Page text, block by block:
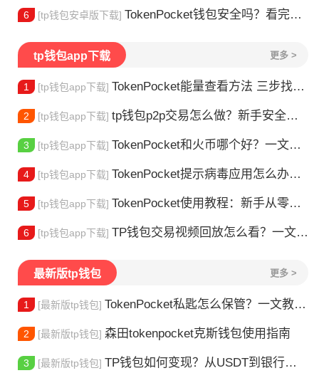
6 [tp钱包安卓版下载] TokenPocket钱包安全吗？看完这篇你就懂了
tp钱包app下载 更多 >
1 [tp钱包app下载] TokenPocket能量查看方法 三步找到TRX能量余额
2 [tp钱包app下载] tp钱包p2p交易怎么做？新手安全指南
3 [tp钱包app下载] TokenPocket和火币哪个好？一文帮你理清选择
4 [tp钱包app下载] TokenPocket提示病毒应用怎么办？原因全解析
5 [tp钱包app下载] TokenPocket使用教程：新手从零学会钱包操作
6 [tp钱包app下载] TP钱包交易视频回放怎么看？一文教你轻松找回
最新版tp钱包 更多 >
1 [最新版tp钱包] TokenPocket私匙怎么保管？一文教你守住钱包资产
2 [最新版tp钱包] 森田tokenpocket克斯钱包使用指南
3 [最新版tp钱包] TP钱包如何变现？从USDT到银行卡的完整攻略